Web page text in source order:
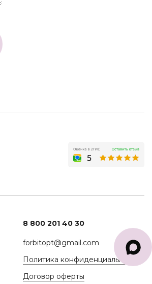
8 800 201 40 30
forbitopt@gmail.com
Политика конфиденциальности
Договор оферты